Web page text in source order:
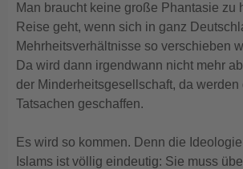
Man braucht keine große Phantasie zu
Reise geht, wenn sich in ganz
Mehrheitsverhältnisse so verschieben
Da wird dann irgendwann nicht mehr
der Minderheitsgesellschaft, da
Tatsachen geschaffen.
Es wird so kommen. Denn die
Islams ist völlig eindeutig: Sie muss